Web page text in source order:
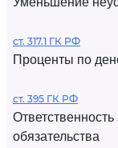
ст. 317.1 ГК РФ
Проценты по
ст. 395 ГК РФ
обязательства